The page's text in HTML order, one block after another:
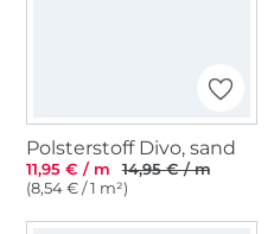
Polsterstoff Divo, sand
11,95 € / m
14,95 € / m
(8,54 € / 1 m²)